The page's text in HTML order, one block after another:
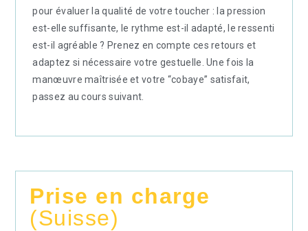
pour évaluer la qualité de votre toucher : la pression
est-elle suffisante, le rythme est-il adapté, le ressenti
est-il agréable ? Prenez en compte ces retours et
adaptez si nécessaire votre gestuelle. Une fois la
manœuvre maîtrisée et votre “cobaye” satisfait,
passez au cours suivant.
Prise en charge
(Suisse)